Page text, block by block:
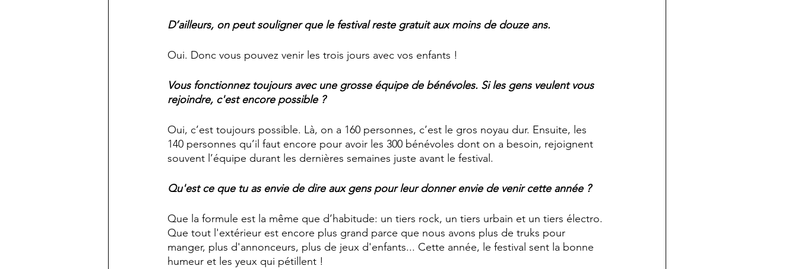
D’ailleurs, on peut souligner que le festival reste gratuit aux moins de douze ans.
Oui. Donc vous pouvez venir les trois jours avec vos enfants !
Vous fonctionnez toujours avec une grosse équipe de bénévoles. Si les gens veulent vous
rejoindre, c'est encore possible ?
Oui, c’est toujours possible. Là, on a 160 personnes, c’est le gros noyau dur. Ensuite, les
140 personnes qu’il faut encore pour avoir les 300 bénévoles dont on a besoin, rejoignent
souvent l’équipe durant les dernières semaines juste avant le festival.
Qu'est ce que tu as envie de dire aux gens pour leur donner envie de venir cette année ?
Que la formule est la même que d’habitude: un tiers rock, un tiers urbain et un tiers électro.
Que tout l'extérieur est encore plus grand parce que nous avons plus de truks pour
manger, plus d'annonceurs, plus de jeux d'enfants... Cette année, le festival sent la bonne
humeur et les yeux qui pétillent !